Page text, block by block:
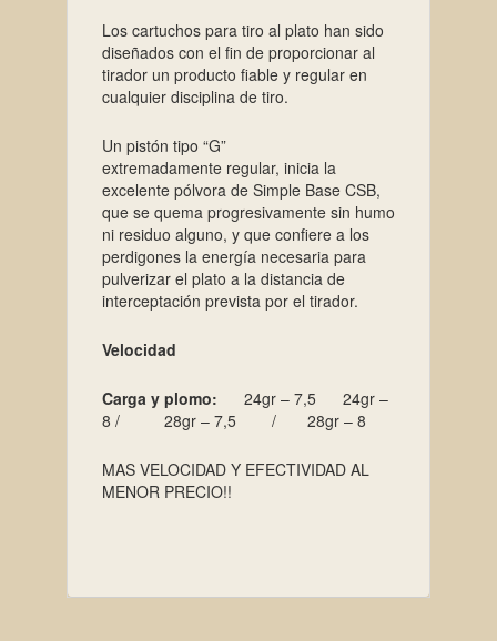
Los cartuchos para tiro al plato han sido
diseñados con el fin de proporcionar al
tirador un producto fiable y regular en
cualquier disciplina de tiro.
Un pistón tipo “G”
extremadamente regular, inicia la
excelente pólvora de Simple Base CSB,
que se quema progresivamente sin humo
ni residuo alguno, y que confiere a los
perdigones la energía necesaria para
pulverizar el plato a la distancia de
interceptación prevista por el tirador.
Velocidad
Carga y plomo: 24gr – 7,5 24gr –
8 / 28gr – 7,5 / 28gr – 8
MAS VELOCIDAD Y EFECTIVIDAD AL
MENOR PRECIO!!